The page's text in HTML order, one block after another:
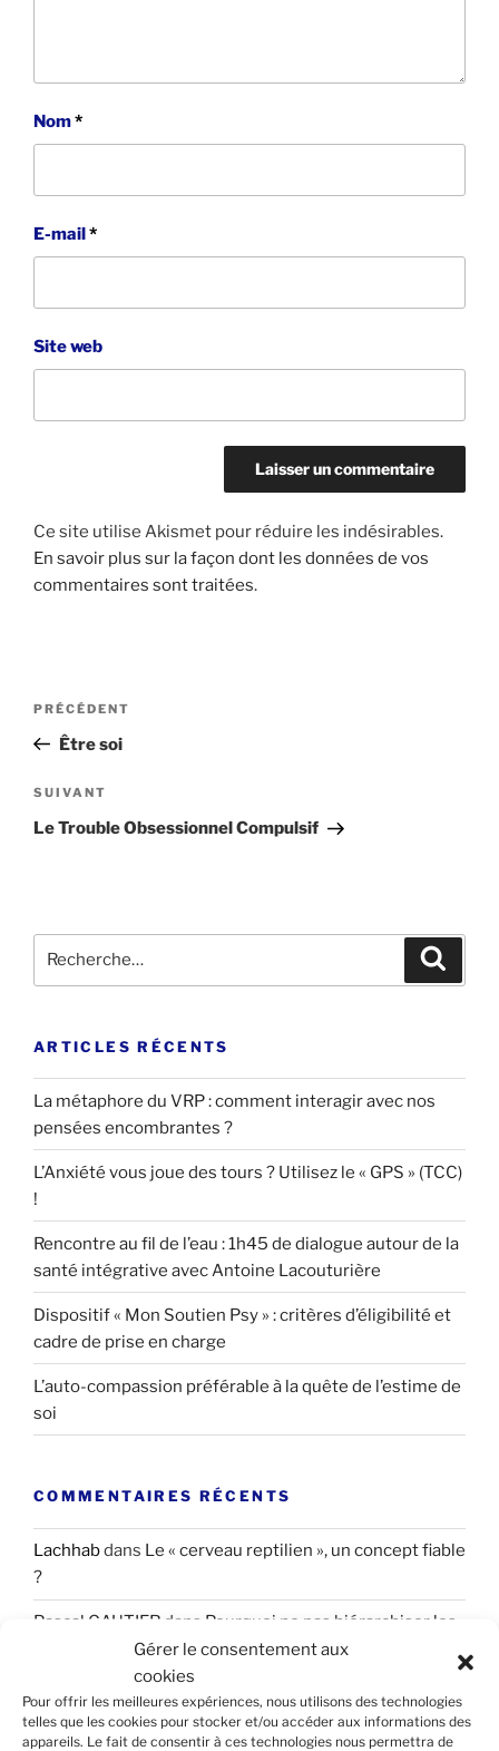
Gérer le consentement aux
cookies
Pour offrir les meilleures expériences, nous utilisons des technologies
telles que les cookies pour stocker et/ou accéder aux informations des
appareils. Le fait de consentir à ces technologies nous permettra de
Nom*
E-mail *
Site web
Ce site utilise Akismet pour réduire les indésirables.
En savoir plus sur la façon dont les données de vos
commentaires sont traitées.
Navigation
l’article
Article
précédent
PRÉCÉDENT
Être soi
Article
suivant
SUIVANT
Le Trouble Obsessionnel Compulsif
pour
ARTICLES RÉCENTS
La métaphore du VRP : comment interagir avec nos
pensées encombrantes ?
L’Anxiété vous joue des tours ? Utilisez le « GPS » (TCC)
!
Rencontre au fil de l’eau : 1h45 de dialogue autour de la
santé intégrative avec Antoine Lacouturière
Dispositif « Mon Soutien Psy » : critères d’éligibilité et
cadre de prise en charge
L’auto-compassion préférable à la quête de l’estime de
soi
COMMENTAIRES RÉCENTS
Lachhabdans Le « cerveau reptilien », un concept fiable
?
Pascal GAUTIER dans Pourquoi ne pas hiérarchiser les
Helene Colnot
Pourquoi ne pas hiérarchiser les
émotions